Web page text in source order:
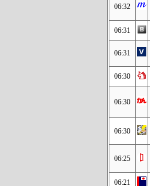
06:32
06:31
06:31
06:30
06:30
06:30
06:25
06:21